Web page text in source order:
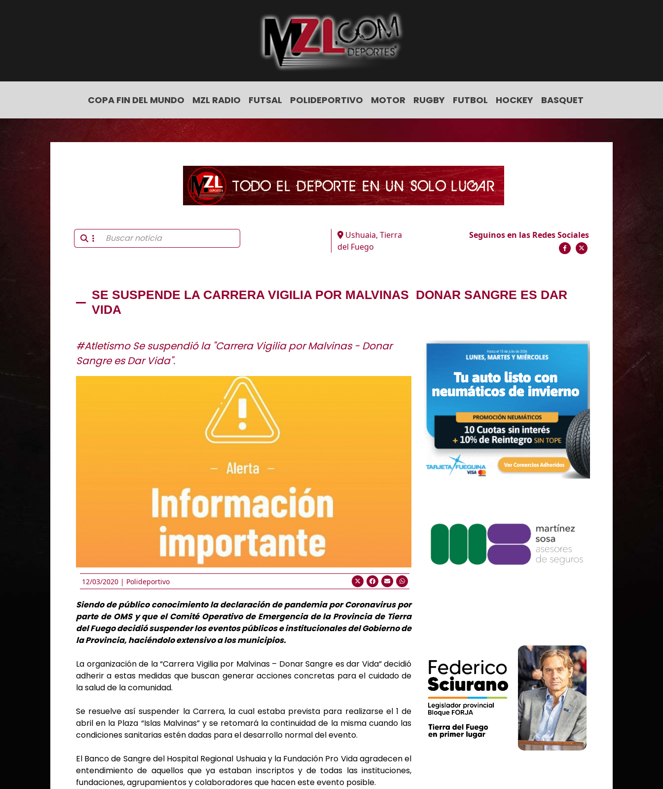
COPA FIN DEL MUNDO MZL RADIO FUTSAL POLIDEPORTIVO MOTOR RUGBY FUTBOL HOCKEY BASQUET
Ushuaia, Tierra
del Fuego
Seguinos en las Redes Sociales
SE SUSPENDE LA CARRERA VIGILIA POR MALVINAS  DONAR SANGRE ES DAR
VIDA
#Atletismo Se suspendió la "Carrera Vigilia por Malvinas - Donar
Sangre es Dar Vida".
12/03/2020 | Polideportivo
Siendo de público conocimiento la declaración de pandemia por Coronavirus por
parte de OMS y que el Comité Operativo de Emergencia de la Provincia de Tierra
del Fuego decidió suspender los eventos públicos e institucionales del Gobierno de
la Provincia, haciéndolo extensivo a los municipios.
La organización de la “Carrera Vigilia por Malvinas – Donar Sangre es dar Vida” decidió
adherir a estas medidas que buscan generar acciones concretas para el cuidado de
la salud de la comunidad.
Se resuelve así suspender la Carrera, la cual estaba prevista para realizarse el 1 de
abril en la Plaza “Islas Malvinas” y se retomará la continuidad de la misma cuando las
condiciones sanitarias estén dadas para el desarrollo normal del evento.
El Banco de Sangre del Hospital Regional Ushuaia y la Fundación Pro Vida agradecen el
entendimiento de aquellos que ya estaban inscriptos y de todas las instituciones,
fundaciones, agrupamientos y colaboradores que hacen este evento posible.